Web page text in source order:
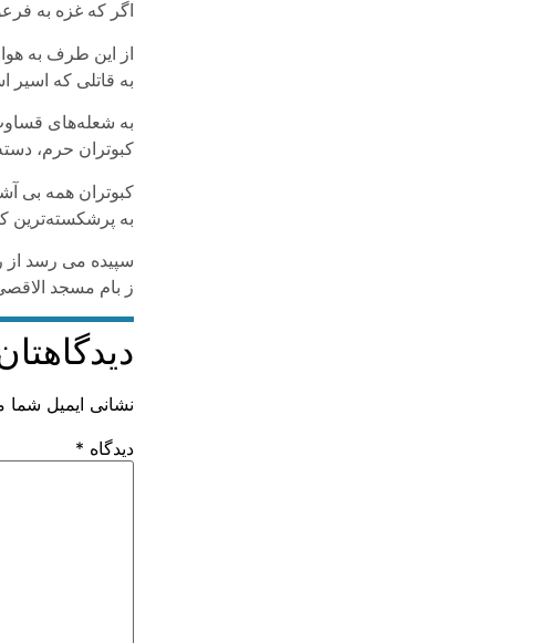
اگر که غزه به
از این طرف به
به قاتلی که اسیر
به شعله‌های
کبوتران حرم،
کبوتران همه بی
به پرشکسته‌ترین
سپیده می رسد از
ز بام مسجد
نشانی ایمیل شما
دیدگاه *